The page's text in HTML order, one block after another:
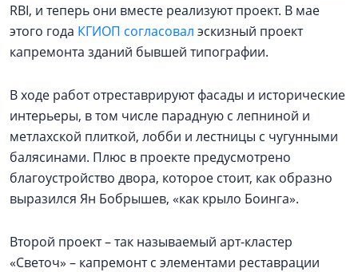
RBI, и теперь они вместе реализуют проект. В мае
этого года КГИОП согласовал эскизный проект
капремонта зданий бывшей типографии.
В ходе работ отреставрируют фасады и исторические
интерьеры, в том числе парадную с лепниной и
метлахской плиткой, лобби и лестницы с чугунными
балясинами. Плюс в проекте предусмотрено
благоустройство двора, которое стоит, как образно
выразился Ян Бобрышев, «как крыло Боинга».
Второй проект – так называемый арт-кластер
«Светоч» – капремонт с элементами реставрации